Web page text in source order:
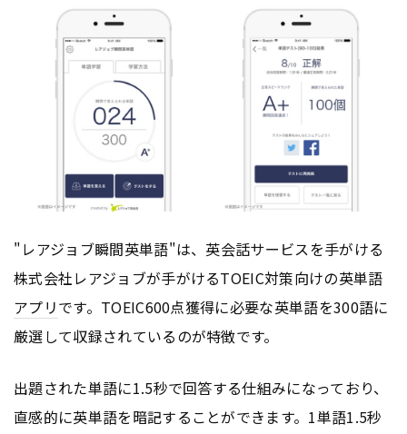
"レアジョブ瞬間英単語"は、英会話サービスを手がける
株式会社レアジョブが手がけるTOEIC対策向けの英単語
アプリです。TOEIC600点獲得に必要な英単語を300語に
厳選して収録されているのが特徴です。
出題された単語に1.5秒で回答する仕組みになっており、
直感的に英単語を暗記することができます。1単語1.5秒